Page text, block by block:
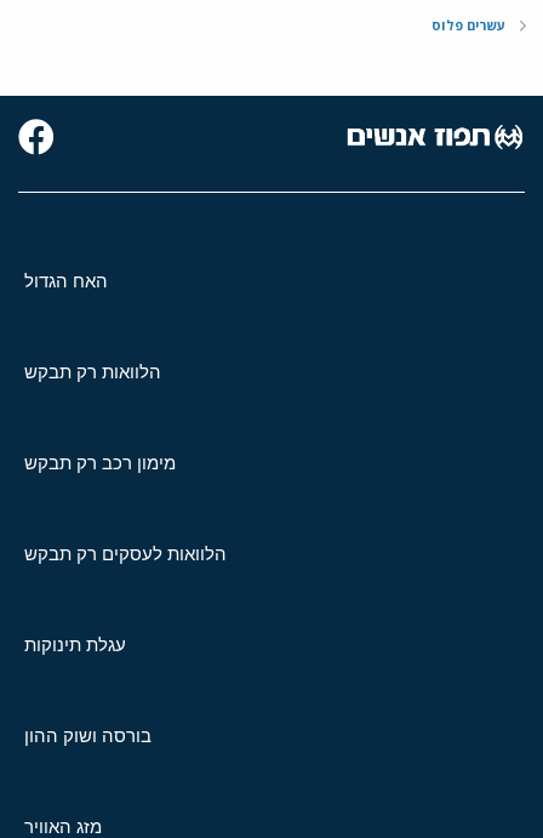
עשרים פלוס
האח הגדול
הלוואות רק תבקש
מימון רכב רק תבקש
הלוואות לעסקים רק תבקש
עגלת תינוקות
בורסה ושוק ההון
מזג האוויר